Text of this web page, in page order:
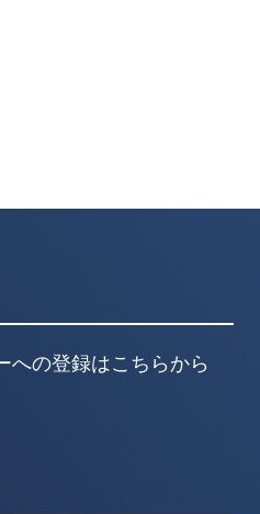
への登録はこちらから